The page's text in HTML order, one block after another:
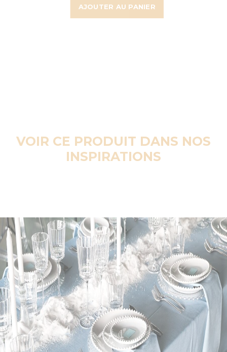
AJOUTER AU PANIER
VOIR CE PRODUIT DANS NOS
INSPIRATIONS